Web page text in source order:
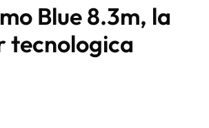
Blue 8.3m, la
tecnologica